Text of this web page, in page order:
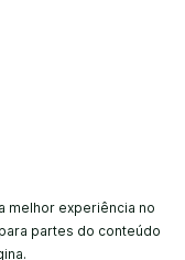
melhor experiência no
partes do conteúdo